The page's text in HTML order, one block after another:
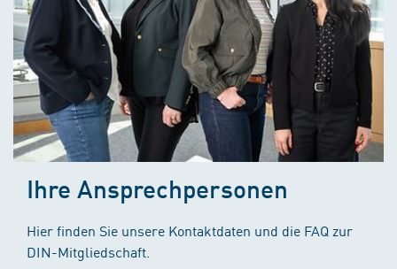
Ihre Ansprechpersonen
Hier finden Sie unsere Kontaktdaten und die FAQ zur
DIN-Mitgliedschaft.